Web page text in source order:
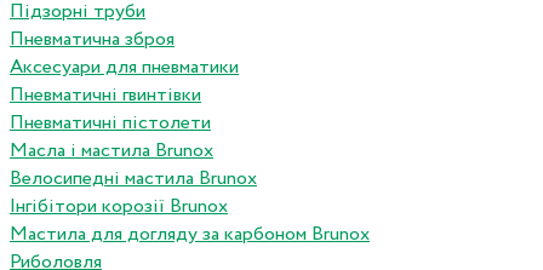
Підзорні труби
Пневматична зброя
Аксесуари для пневматики
Пневматичні гвинтівки
Пневматичні пістолети
Масла і мастила Brunox
Велосипедні мастила Brunox
Інгібітори корозії Brunox
Мастила для догляду за карбоном Brunox
Риболовля